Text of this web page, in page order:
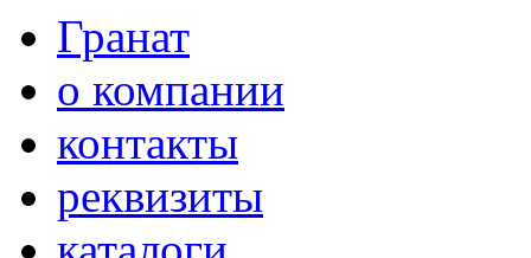
Гранат
о компании
контакты
реквизиты